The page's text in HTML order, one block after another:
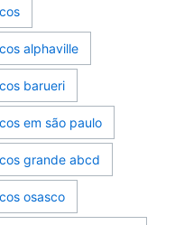
alphaville
barueri
em são paulo
grande abcd
osasco